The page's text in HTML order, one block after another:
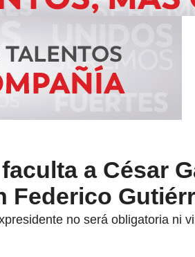
a César
Federico
no será obligatoria ni